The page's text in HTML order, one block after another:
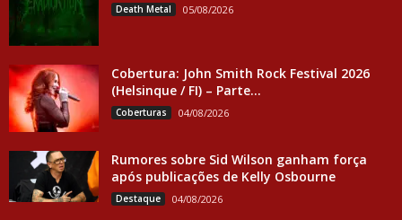
Death Metal 05/08/2026
Cobertura: John Smith Rock Festival 2026
(Helsinque / FI) – Parte...
Coberturas 04/08/2026
Rumores sobre Sid Wilson ganham força
após publicações de Kelly Osbourne
Destaque 04/08/2026